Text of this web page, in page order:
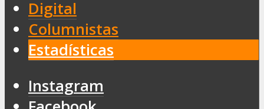
Digital
Columnistas
Estadísticas
Instagram